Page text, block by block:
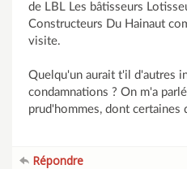
de LBL Les bâtisseurs
Constructeurs Du Hainaut
visite.
Quelqu'un aurait t'il d'autres
condamnations ? On m'a
prud'hommes, dont certaines
Répondre